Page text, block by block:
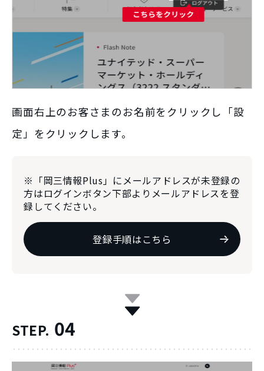
画面右上のお客さまのお名前をクリックし「設
定」をクリックします。
※「岡三情報Plus」にメールアドレスが未登録の
方はログインボタン下部よりメールアドレスを登
録してください。
登録手順はこちら
STEP. 04